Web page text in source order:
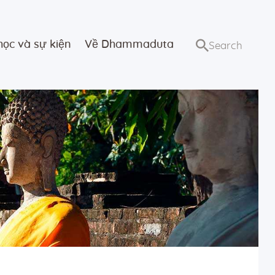
và sự kiện Về Dhammaduta